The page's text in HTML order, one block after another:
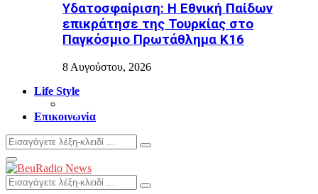
Υδατοσφαίριση: Η Εθνική Παίδων
επικράτησε της Τουρκίας στο
Παγκόσμιο Πρωτάθλημα Κ16
8 Αυγούστου, 2026
Life Style
Επικοινωνία
Search
for:
Search
Primary
Menu
Search
Search